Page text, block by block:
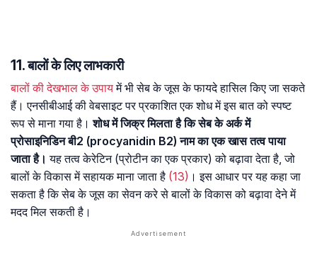
11. बालों के लिए लाभकारी
बालों की देखभाल के उपायमें भी सेब के जूस के फायदे हासिल किए जा सकते
हैं। एनसीबीआई की वेबसाइट पर प्रकाशित एक शोध में इस बात को स्पष्ट
रूप से माना गया है। शोध में जिक्र मिलता है कि सेब के अर्क में
प्रोसाइनिडिन बी2 (procyanidin B2) नाम का एक खास तत्व पाया
जाता है। यह तत्व केरेटिन (प्रोटीन का एक प्रकार) को बढ़ावा देता है, जो
बालों के विकास में सहायक माना जाता है (13) । इस आधार पर यह कहा जा
सकता है कि सेब के जूस का सेवन करे से बालों के विकास को बढ़ावा देने में
मदद मिल सकती है।